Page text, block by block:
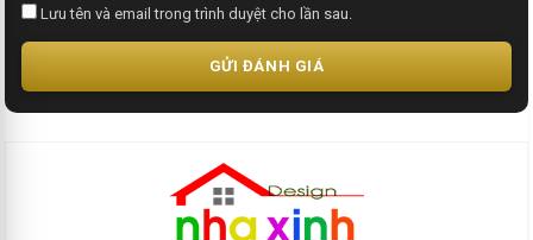
Lưu tên và email trong trình duyệt cho lần sau.
GỬI ĐÁNH GIÁ